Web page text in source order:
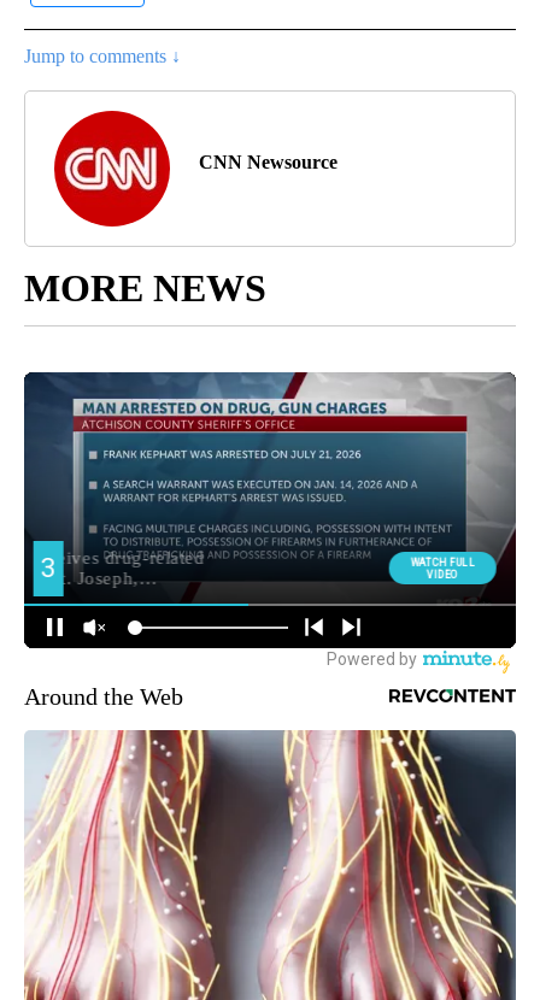
Jump to comments ↓
CNN Newsource
MORE NEWS
Around the Web